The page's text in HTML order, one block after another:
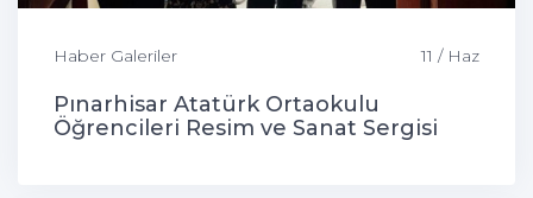
Haber Galeriler 11 / Haz
Pınarhisar Atatürk Ortaokulu
Öğrencileri Resim ve Sanat Sergisi